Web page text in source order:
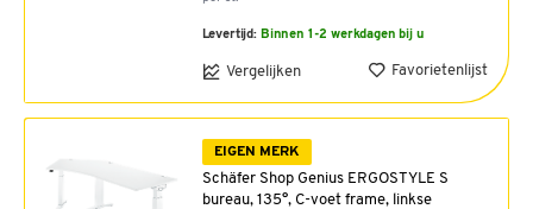
Levertijd: Binnen 1-2 werkdagen bij u
Vergelijken Favorietenlijst
EIGEN MERK
Schäfer Shop Genius ERGOSTYLE S
bureau, 135°, C-voet frame, linkse